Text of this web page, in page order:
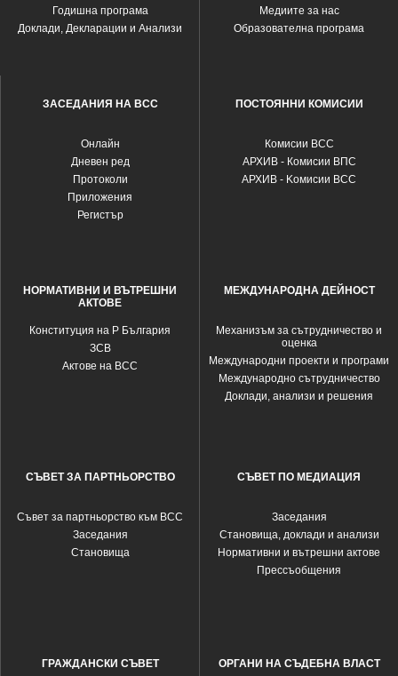
Годишна програма
Доклади, Декларации и Анализи
Медиите за нас
Образователна програма
ЗАСЕДАНИЯ НА ВСС
Oнлайн
Дневен ред
Протоколи
Приложения
Регистър
ПОСТОЯННИ КОМИСИИ
Комисии ВСС
АРХИВ - Комисии ВПС
АРХИВ - Kомисии ВСС
НОРМАТИВНИ И ВЪТРЕШНИ
АКТОВЕ
Конституция на Р България
ЗСВ
Актове на ВСС
МЕЖДУНАРОДНА ДЕЙНОСТ
Механизъм за сътрудничество и
оценка
Международни проекти и програми
Международно сътрудничество
Доклади, анализи и решения
СЪВЕТ ЗА ПАРТНЬОРСТВО
Съвет за партньорство към ВСС
Заседания
Становища
СЪВЕТ ПО МЕДИАЦИЯ
Заседания
Становища, доклади и анализи
Нормативни и вътрешни актове
Прессъобщения
ГРАЖДАНСКИ СЪВЕТ ОРГАНИ НА СЪДЕБНА ВЛАСТ